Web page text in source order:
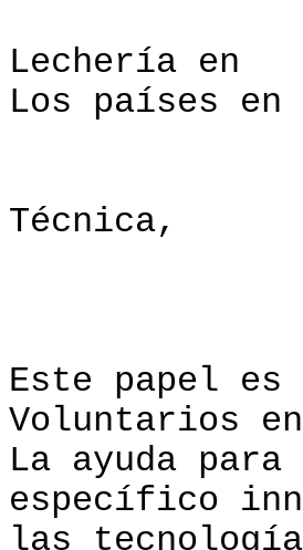
Los
ISBN:
[C]1985,
Técnica,
Este papel
Voluntarios
La ayuda
específico
las